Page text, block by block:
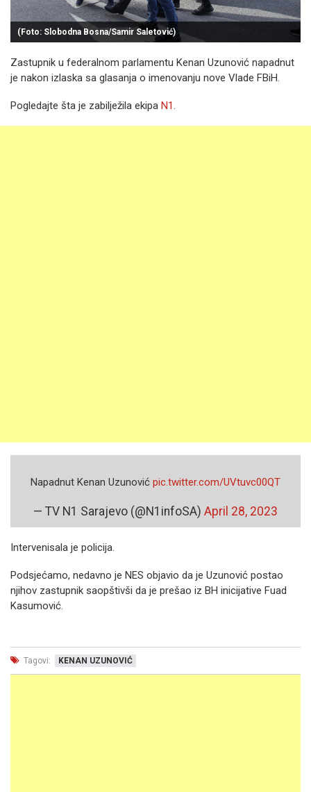
(Foto: Slobodna Bosna/Samir Saletović)
Zastupnik u federalnom parlamentu Kenan Uzunović napadnut
je nakon izlaska sa glasanja o imenovanju nove Vlade FBiH.
Pogledajte šta je zabilježila ekipa N1.
Napadnut Kenan Uzunović pic.twitter.com/UVtuvc00QT
— TV N1 Sarajevo (@N1infoSA) April 28, 2023
Intervenisala je policija.
Podsjećamo, nedavno je NES objavio da je Uzunović postao
njihov zastupnik saopštivši da je prešao iz BH inicijative Fuad
Kasumović.
Tagovi: KENAN UZUNOVIĆ